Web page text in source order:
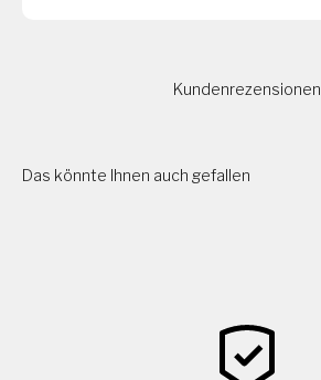
Kundenrezensionen
Das könnte Ihnen auch gefallen